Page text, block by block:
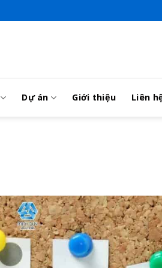
Dự án Giới thiệu Liên